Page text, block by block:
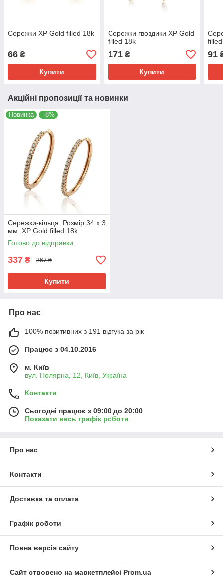
Сережки ХР Gold filled 18k
66 ₴
Купити
Сережки гвоздики ХР Gold
filled 18k
171₴
Купити
91
Акційні пропозиції та новинки
Новинка –8%
Сережки-кільця. Розмір 34 х 3
мм. ХР Gold filled 18k
Готово до відправки
337 ₴ 367 ₴
Купити
Про нас
100% позитивних з 191 відгука за рік
Працює з 04.10.2016
м. Київ
вул. Полярна, 12, Київ, Україна
Контакти
Сьогодні працює з 09:00 до 20:00
Показати весь графік роботи
Про нас
Контакти
Доставка та оплата
Графік роботи
Повна версія сайту
Сайт створено на маркетплейсі Prom.ua